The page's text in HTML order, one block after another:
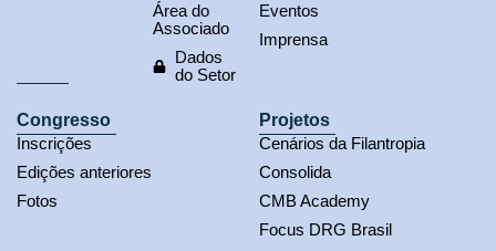
Área do
Associado
Dados
do Setor
Eventos
Imprensa
Congresso
Inscrições
Edições anteriores
Fotos
Projetos
Cenários da Filantropia
Consolida
CMB Academy
Focus DRG Brasil